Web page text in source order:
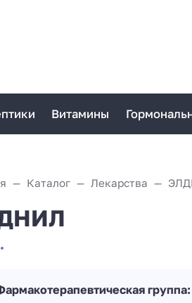
Витамины
Каталог Лекарства
группа: